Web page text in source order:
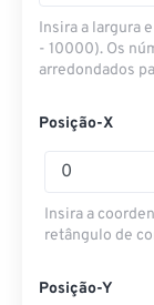
Insira a largura
- 10000). Os
arredondados
Posição-X
Insira a
retângulo de
Posição-Y